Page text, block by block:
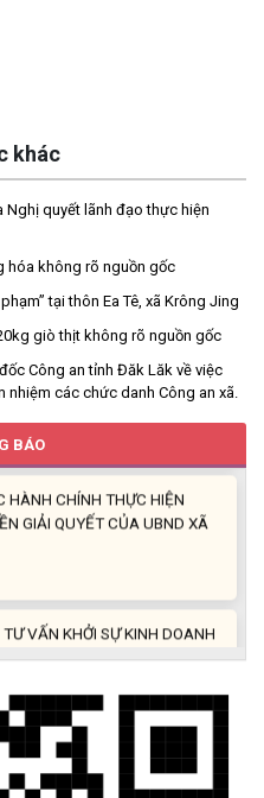
khác
Nghị quyết lãnh đạo thực hiện
hóa không rõ nguồn gốc
tại thôn Ea Tê, xã Krông Jing
giò thịt không rõ nguồn gốc
Công an tỉnh Đăk Lăk về việc
các chức danh Công an xã.
BÁO
NINH MẠNG VIỆT NAM NĂM
VỤ CÔNG TÁC XÁC
MỤC THỦ TỤC HÀNH
GIẢI QUYẾT CỦA UBND XÃ
NĂM 2026
CÁC QUYẾT ĐỊNH VỀ CÔNG